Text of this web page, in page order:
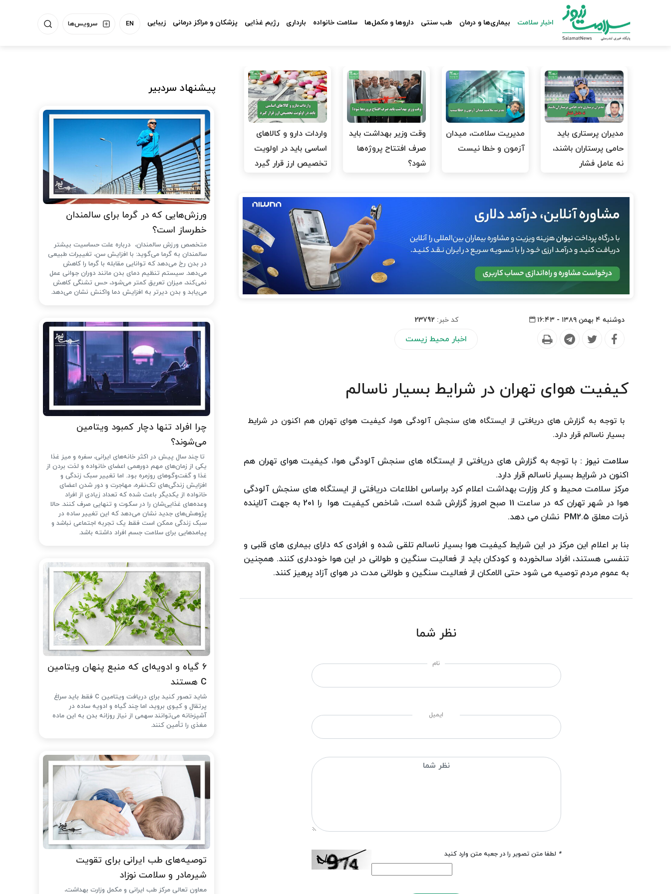
سرویس‌ها EN اخبار سلامت بیماری‌ها و درمان طب سنتی داروها و مکمل‌ها سلامت خانواده بارداری رژیم غذایی پزشکان و مراکز درمانی زیبایی
مدیران پرستاری باید
حامی پرستاران باشند،
نه عامل فشار
مدیریت سلامت، میدان
آزمون و خطا نیست
وقت وزیر بهداشت باید
صرف افتتاح پروژه‌ها
شود؟
واردات دارو و کالاهای
اساسی باید در اولویت
تخصیص ارز قرار گیرد
دوشنبه ۴ بهمن ۱۳۸۹ - ۱۶:۴۳ کد خبر: 23792
اخبار محیط زیست
کیفیت هوای تهران در شرایط بسیار ناسالم
با توجه به گزارش های دریافتی از ایستگاه های سنجش آلودگی هوا، کیفیت هوای تهران هم اکنون در شرایط
بسیار ناسالم قرار دارد.
سلامت نیوز : با توجه به گزارش های دریافتی از ایستگاه های سنجش آلودگی هوا، کیفیت هوای تهران هم
اکنون در شرایط بسیار ناسالم قرار دارد.
مرکز سلامت محیط و کار وزارت بهداشت اعلام کرد براساس اطلاعات دریافتی از ایستگاه های سنجش آلودگی
هوا در شهر تهران که در ساعت 11 صبح امروز گزارش شده است، شاخص کیفیت هوا را 201 به جهت آلاینده
ذرات معلق PM2.5 نشان می دهد.
بنا بر اعلام این مرکز در این شرایط کیفیت هوا بسیار ناسالم تلقی شده و افرادی که دارای بیماری های قلبی و
تنفسی هستند، افراد سالخورده و کودکان باید از فعالیت سنگین و طولانی در این هوا خودداری کنند. همچنین
به عموم مردم توصیه می شود حتی الامکان از فعالیت سنگین و طولانی مدت در هوای آزاد پرهیز کنند.
نظر شما
نام
ایمیل
* لطفا متن تصویر را در جعبه متن وارد کنید
پیشنهاد سردبیر
ورزش‌هایی که در گرما برای سالمندان
خطرساز است؟
متخصص ورزش سالمندان، درباره علت حساسیت بیشتر
سالمندان به گرما می‌گوید: با افزایش سن، تغییرات طبیعی
در بدن رخ می‌دهد که توانایی مقابله با گرما را کاهش
می‌دهد. سیستم تنظیم دمای بدن مانند دوران جوانی عمل
نمی‌کند، میزان تعریق کمتر می‌شود، حس تشنگی کاهش
می‌یابد و بدن دیرتر به افزایش دما واکنش نشان می‌دهد.
چرا افراد تنها دچار کمبود ویتامین
می‌شوند؟
تا چند سال پیش در اکثر خانه‌های ایرانی، سفره و میز غذا
یکی از زمان‌های مهم دورهمی اعضای خانواده و لذت بردن از
غذا و گفت‌وگوهای روزمره بود. اما تغییر سبک زندگی و
افزایش زندگی‌های تک‌نفره، مهاجرت و دور شدن اعضای
خانواده از یکدیگر باعث شده که تعداد زیادی از افراد
وعده‌های غذایی‌شان را در سکوت و تنهایی صرف کنند. حالا
پژوهش‌های جدید نشان می‌دهد که این تغییر ساده در
سبک زندگی ممکن است فقط یک تجربه اجتماعی نباشد و
پیامدهایی برای سلامت جسم افراد داشته باشد.
۶ گیاه و ادویه‌ای که منبع پنهان ویتامین
C هستند
شاید تصور کنید برای دریافت ویتامین C فقط باید سراغ
پرتقال و کیوی بروید، اما چند گیاه و ادویه ساده در
آشپزخانه می‌توانند سهمی از نیاز روزانه بدن به این ماده
مغذی را تأمین کنند.
توصیه‌های طب ایرانی برای تقویت
شیرمادر و سلامت نوزاد
معاون تعالی مرکز طب ایرانی و مکمل وزارت بهداشت،